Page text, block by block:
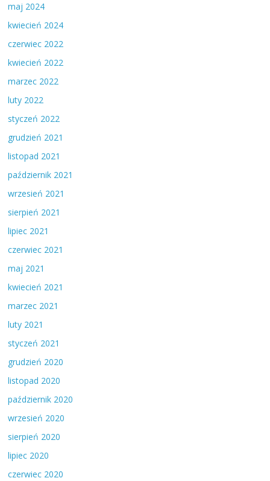
maj 2024
kwiecień 2024
czerwiec 2022
kwiecień 2022
marzec 2022
luty 2022
styczeń 2022
grudzień 2021
listopad 2021
październik 2021
wrzesień 2021
sierpień 2021
lipiec 2021
czerwiec 2021
maj 2021
kwiecień 2021
marzec 2021
luty 2021
styczeń 2021
grudzień 2020
listopad 2020
październik 2020
wrzesień 2020
sierpień 2020
lipiec 2020
czerwiec 2020